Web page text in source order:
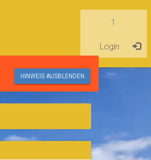
Login
HINWEIS AUSBLENDEN